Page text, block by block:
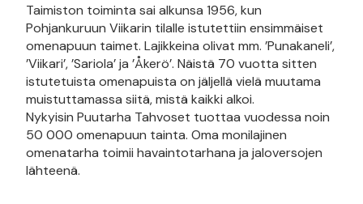
Taimiston toiminta sai alkunsa 1956, kun
Pohjankuruun Viikarin tilalle istutettiin ensimmäiset
omenapuun taimet. Lajikkeina olivat mm. ’Punakaneli’,
’Viikari’, ’Sariola’ ja ’Åkerö’. Näistä 70 vuotta sitten
istutetuista omenapuista on jäljellä vielä muutama
muistuttamassa siitä, mistä kaikki alkoi.
Nykyisin Puutarha Tahvoset tuottaa vuodessa noin
50 000 omenapuun tainta. Oma monilajinen
omenatarha toimii havaintotarhana ja jaloversojen
lähteenä.